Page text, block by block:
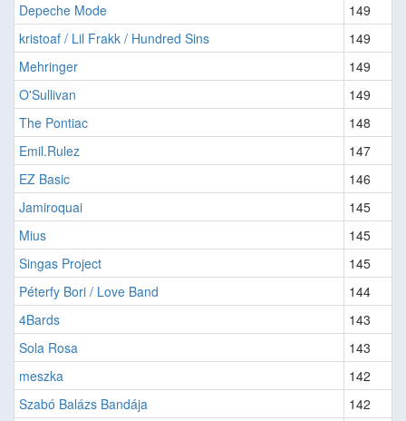
Depeche Mode
149
kristoaf / Lil Frakk / Hundred Sins
149
Mehringer
149
O'Sullivan
149
The Pontiac
148
Emil.Rulez
147
EZ Basic
146
Jamiroquai
145
Mius
145
Singas Project
145
Péterfy Bori / Love Band
144
4Bards
143
Sola Rosa
143
meszka
142
Szabó Balázs Bandája
142